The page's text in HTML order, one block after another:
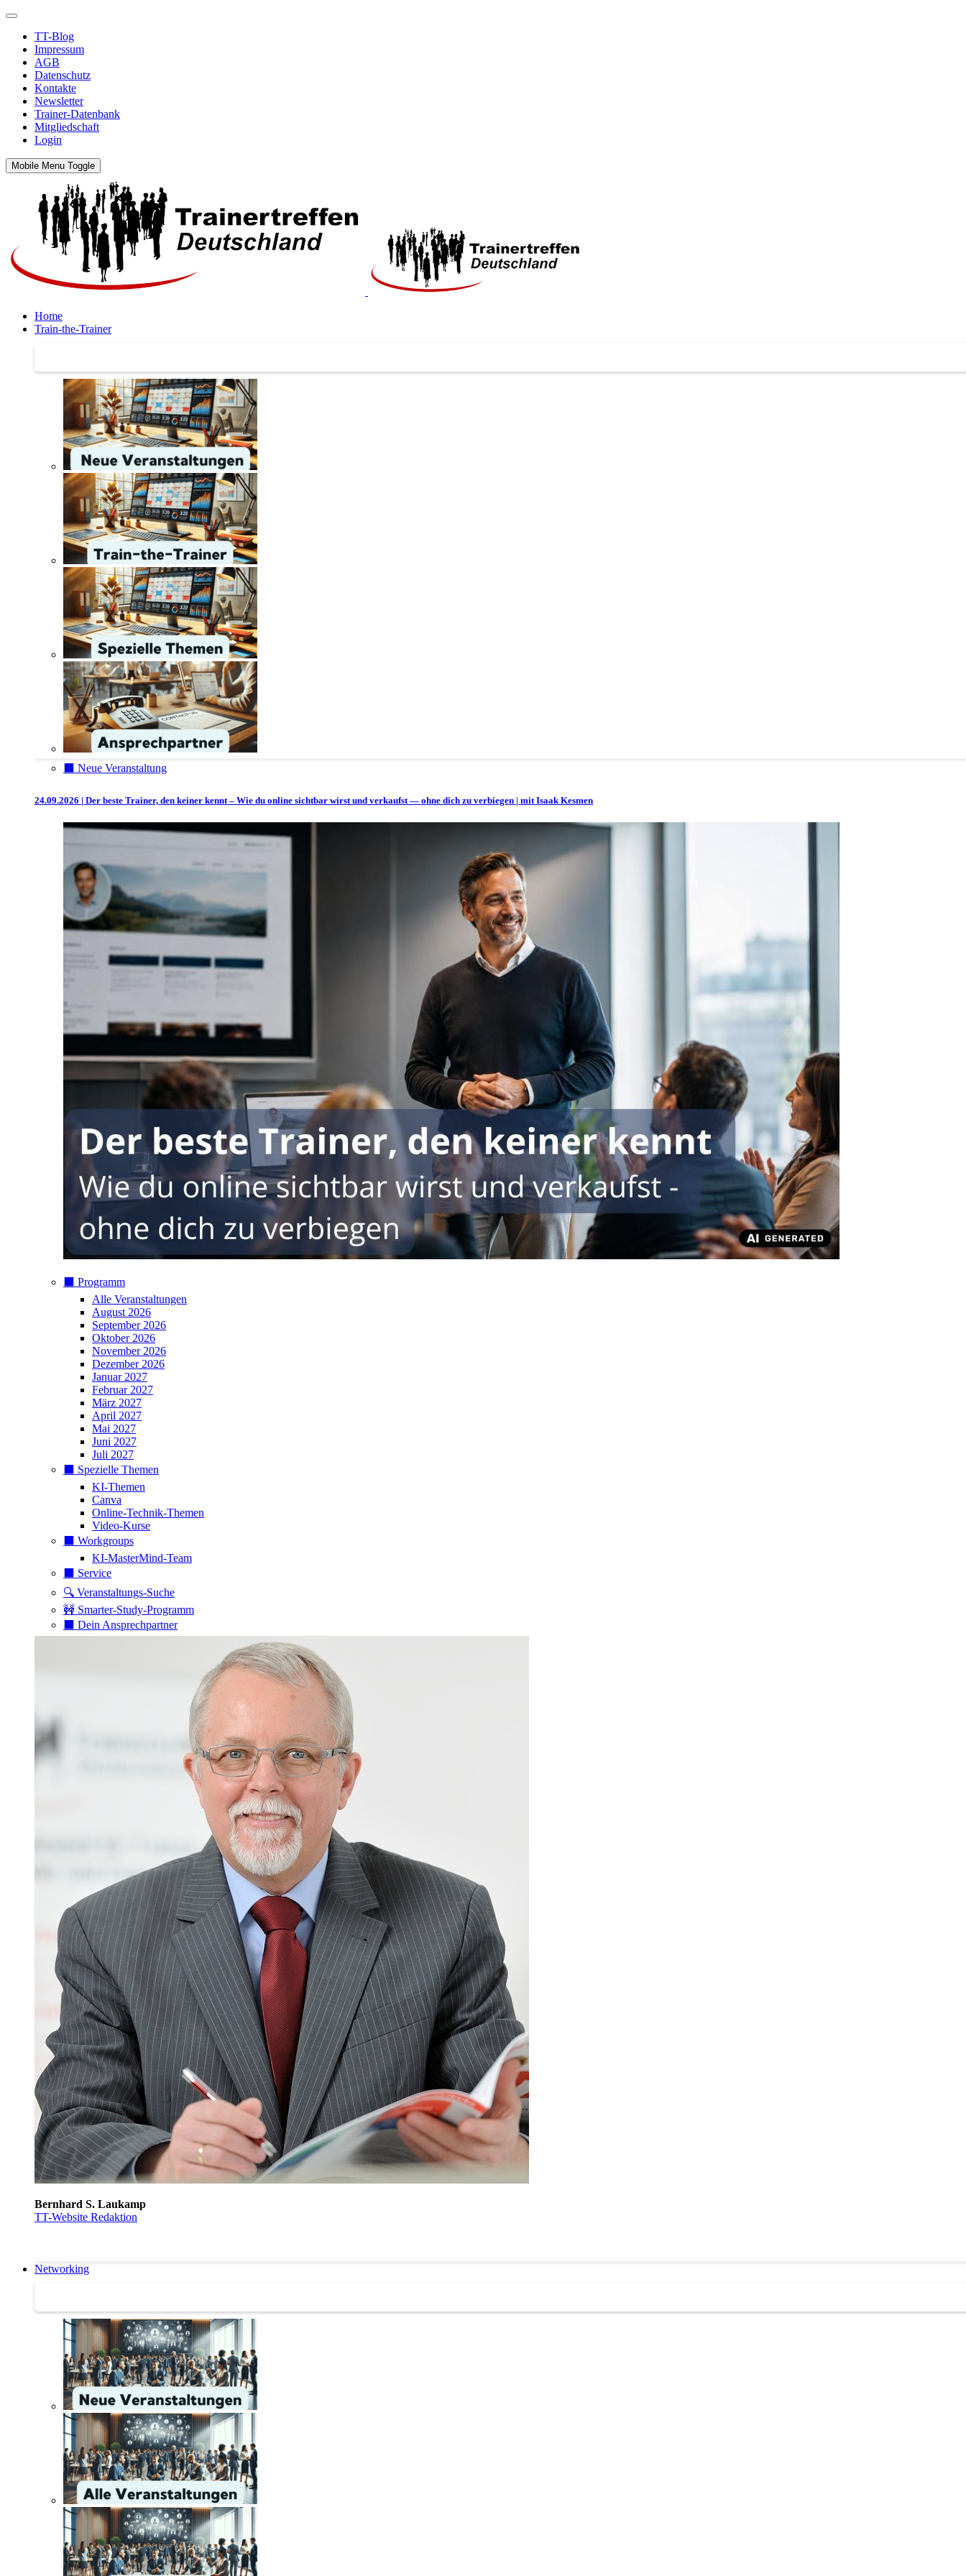
TT-Blog
Impressum
AGB
Datenschutz
Kontakte
Newsletter
Trainer-Datenbank
Mitgliedschaft
Login
Mobile Menu Toggle
Home
Train-the-Trainer
⬛️ Neue Veranstaltung
24.09.2026 | Der beste Trainer, den keiner kennt – Wie du online sichtbar wirst und verkaufst — ohne dich zu verbiegen | mit Isaak Kesmen
⬛️ Programm
Alle Veranstaltungen
August 2026
September 2026
Oktober 2026
November 2026
Dezember 2026
Januar 2027
Februar 2027
März 2027
April 2027
Mai 2027
Juni 2027
Juli 2027
⬛️ Spezielle Themen
KI-Themen
Canva
Online-Technik-Themen
Video-Kurse
⬛️ Workgroups
KI-MasterMind-Team
⬛️ Service
🔍 Veranstaltungs-Suche
🚧 Smarter-Study-Programm
⬛️ Dein Ansprechpartner
Bernhard S. Laukamp
TT-Website Redaktion
Networking